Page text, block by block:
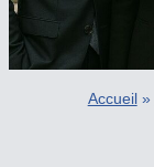
Accueil»